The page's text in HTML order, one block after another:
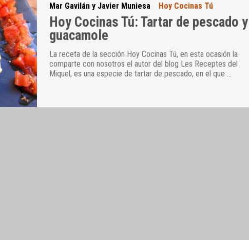
Mar Gavilán y Javier Muniesa Hoy Cocinas Tú
Hoy Cocinas Tú: Tartar de pescado y
guacamole
La receta de la sección Hoy Cocinas Tú, en esta ocasión la
comparte con nosotros el autor del blog Les Receptes del
Miquel, es una especie de tartar de pescado, en el que …